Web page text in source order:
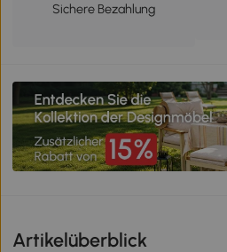
Sichere Bezahlung
Artikelüberblick